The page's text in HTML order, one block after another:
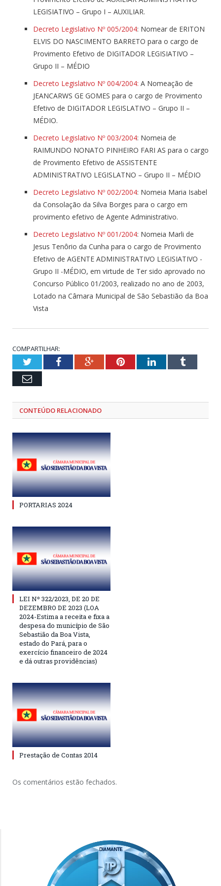
LEGISIATIVO – Grupo I – AUXILIAR.
Decreto Legislativo Nº 005/2004: Nomear de ERITON
ELVIS DO NASCIMENTO BARRETO para o cargo de
Provimento Efetivo de DIGITADOR LEGISIATIVO –
Grupo II – MÉDIO
Decreto Legislativo Nº 004/2004: A Nomeação de
JEANCARWS GE GOMES para o cargo de Provimento
Efetivo de DIGITADOR LEGISLATIVO – Grupo II –
MÉDIO.
Decreto Legislativo Nº 003/2004: Nomeia de
RAIMUNDO NONATO PINHEIRO FARI AS para o cargo
de Provimento Efetivo de ASSISTENTE
ADMINISTRATIVO LEGISLATNO – Grupo II – MÉDIO
Decreto Legislativo Nº 002/2004: Nomeia Maria Isabel
da Consolação da Silva Borges para o cargo em
provimento efetivo de Agente Administrativo.
Decreto Legislativo Nº 001/2004: Nomeia Marli de
Jesus Tenôrio da Cunha para o cargo de Provimento
Efetivo de AGENTE ADMINISTRATIVO LEGISIATIVO -
Grupo II -MÉDIO, em virtude de Ter sido aprovado no
Concurso Público 01/2003, realizado no ano de 2003,
Lotado na Câmara Municipal de São Sebastião da Boa
Vista
COMPARTILHAR:
TwitterFacebookGoogle+PinterestLinkedInTumblr
Email
CONTEÚDO RELACIONADO
PORTARIAS 2024
LEI Nº 322/2023, DE 20 DE
DEZEMBRO DE 2023 (LOA
2024-Estima a receita e fixa a
despesa do município de São
Sebastião da Boa Vista,
estado do Pará, para o
exercício financeiro de 2024
e dá outras providências)
Prestação de Contas 2014
Os comentários estão fechados.